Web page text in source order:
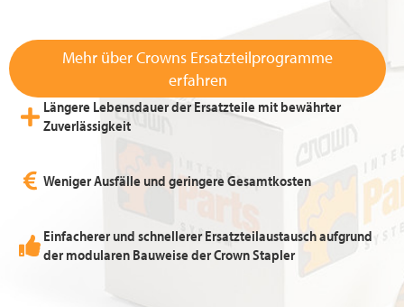
Mehr über Crowns Ersatzteilprogramme
erfahren
Längere Lebensdauer der Ersatzteile mit bewährter
Zuverlässigkeit
Weniger Ausfälle und geringere Gesamtkosten
Einfacherer und schnellerer Ersatzteilaustausch aufgrund
der modularen Bauweise der Crown Stapler